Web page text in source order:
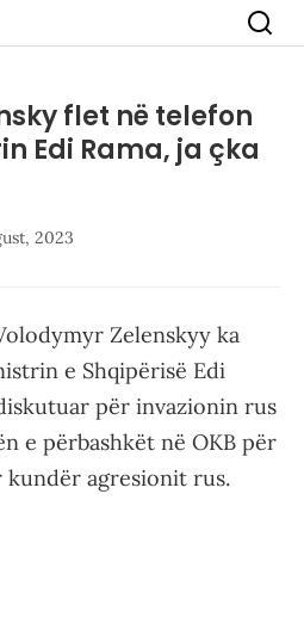
flet në telefon
Edi Rama, ja çka
2023
Zelenskyy ka
e Shqipërisë Edi
për invazionin rus
e përbashkët në OKB për
agresionit rus.